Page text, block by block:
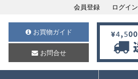
会員登録 ログイン
お買物ガイド
お問合せ